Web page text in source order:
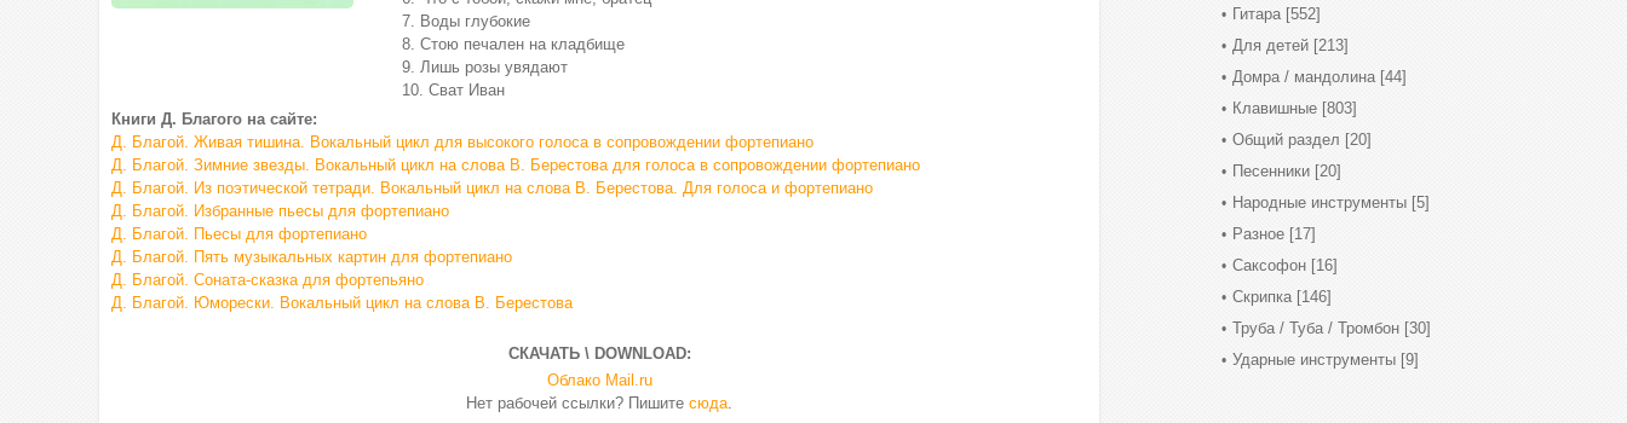
7. Воды глубокие
8. Стою печален на кладбище
9. Лишь розы увядают
10. Сват Иван
Книги Д. Благого на сайте:
Д. Благой. Живая тишина. Вокальный цикл для высокого голоса в сопровождении фортепиано
Д. Благой. Зимние звезды. Вокальный цикл на слова В. Берестова для голоса в сопровождении фортепиано
Д. Благой. Из поэтической тетради. Вокальный цикл на слова В. Берестова. Для голоса и фортепиано
Д. Благой. Избранные пьесы для фортепиано
Д. Благой. Пьесы для фортепиано
Д. Благой. Пять музыкальных картин для фортепиано
Д. Благой. Соната-сказка для фортепьяно
Д. Благой. Юморески. Вокальный цикл на слова В. Берестова
СКАЧАТЬ \ DOWNLOAD:
Облако Mail.ru
Нет рабочей ссылки? Пишите сюда.
Гитара [552]
Для детей [213]
Домра / мандолина [44]
Клавишные [803]
Общий раздел [20]
Песенники [20]
Народные инструменты [5]
Разное [17]
Саксофон [16]
Скрипка [146]
Труба / Туба / Тромбон [30]
Ударные инструменты [9]